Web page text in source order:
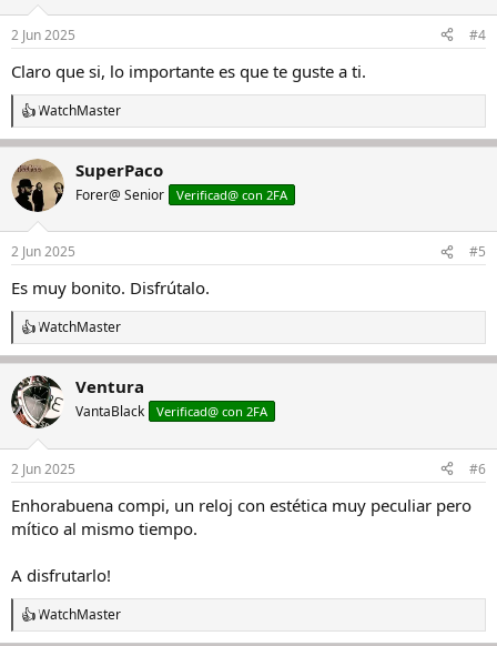
e
:
2 Jun 2025 #4
Claro que si, lo importante es que te guste a ti.
R
e
a
c
c
i
e
:
WatchMaster
SuperPaco
Forer@ Senior Verificad@ con 2FA
2 Jun 2025 #5
Es muy bonito. Disfrútalo.
R
e
c
c
i
e
:
WatchMaster
Ventura
VantaBlack Verificad@ con 2FA
2 Jun 2025 #6
Enhorabuena compi, un reloj con estética muy peculiar pero
mítico al mismo tiempo.
A disfrutarlo!
R
e
WatchMaster